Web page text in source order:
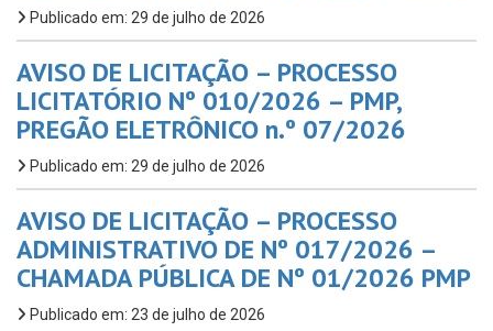
Publicado em: 29 de julho de 2026
AVISO DE LICITAÇÃO – PROCESSO
LICITATÓRIO Nº 010/2026 – PMP,
PREGÃO ELETRÔNICO n.º 07/2026
Publicado em: 29 de julho de 2026
AVISO DE LICITAÇÃO – PROCESSO
ADMINISTRATIVO DE Nº 017/2026 –
CHAMADA PÚBLICA DE Nº 01/2026 PMP
Publicado em: 23 de julho de 2026